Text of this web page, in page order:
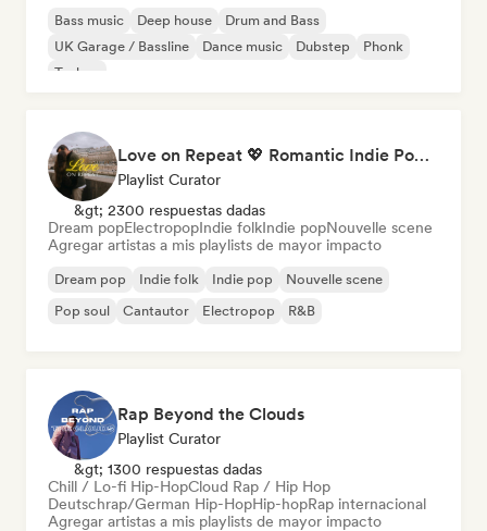
Bass music Deep house
Drum and Bass
UK Garage / Bassline
Dance music Dubstep
Phonk
Techno
Love on Repeat 💖 Romantic Indie Pop, Neo Soul & Singer-Songwriter
Playlist Curator
&gt; 2300 respuestas dadas
Dream popElectropopIndie folkIndie popNouvelle scene
Agregar artistas a mis playlists de mayor impacto
Dream pop Indie folk Indie pop
Nouvelle scene
Pop soul
Cantautor Electropop R&B
Rap Beyond the Clouds
Playlist Curator
&gt; 1300 respuestas dadas
Chill / Lo-fi Hip-HopCloud Rap / Hip Hop
Deutschrap/German Hip-HopHip-hopRap internacional
Agregar artistas a mis playlists de mayor impacto